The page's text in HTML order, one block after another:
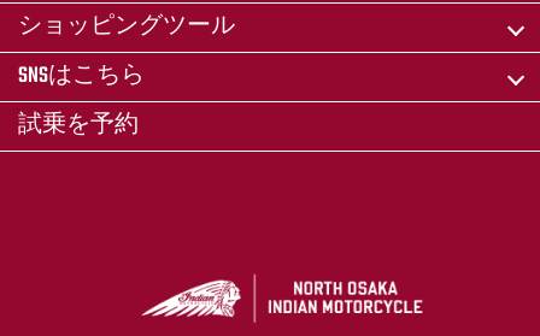
ショッピングツール
SNSはこちら
試乗を予約